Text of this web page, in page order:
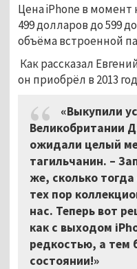
Цена iPhone в момент
499 долларов до 599
объёма встроенной
Как рассказал
он приобрёл в 2013
«Выкупили
Великобритании
ожидали целый
тагильчанин. –
же, сколько
тех пор
нас. Теперь вот
как с выходом
редкостью, а тем
состоянии!»